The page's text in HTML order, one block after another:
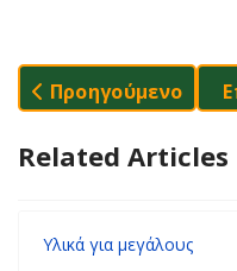
Προηγούμενο
Προηγούμενο
Related Articles
Υλικά για μεγάλους